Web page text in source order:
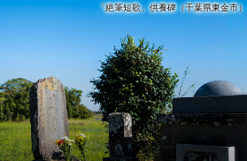
「絶筆短歌」供養碑（千葉県東金市）